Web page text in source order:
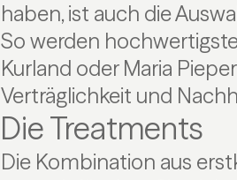
haben, ist auch die
So werden
Kurland oder Maria
Verträglichkeit und
Die Treatments
Die Kombination aus